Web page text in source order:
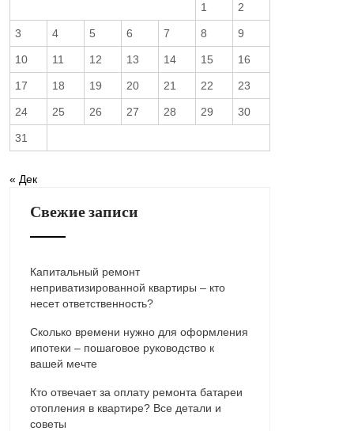
1 2
3 4 5 6 7 8 9
10 11 12 13 14 15 16
17 18 19 20 21 22 23
24 25 26 27 28 29 30
31
« Дек
Свежие записи
Капитальный ремонт
неприватизированной квартиры – кто
несет ответственность?
Сколько времени нужно для оформления
ипотеки – пошаговое руководство к
вашей мечте
Кто отвечает за оплату ремонта батареи
отопления в квартире? Все детали и
советы